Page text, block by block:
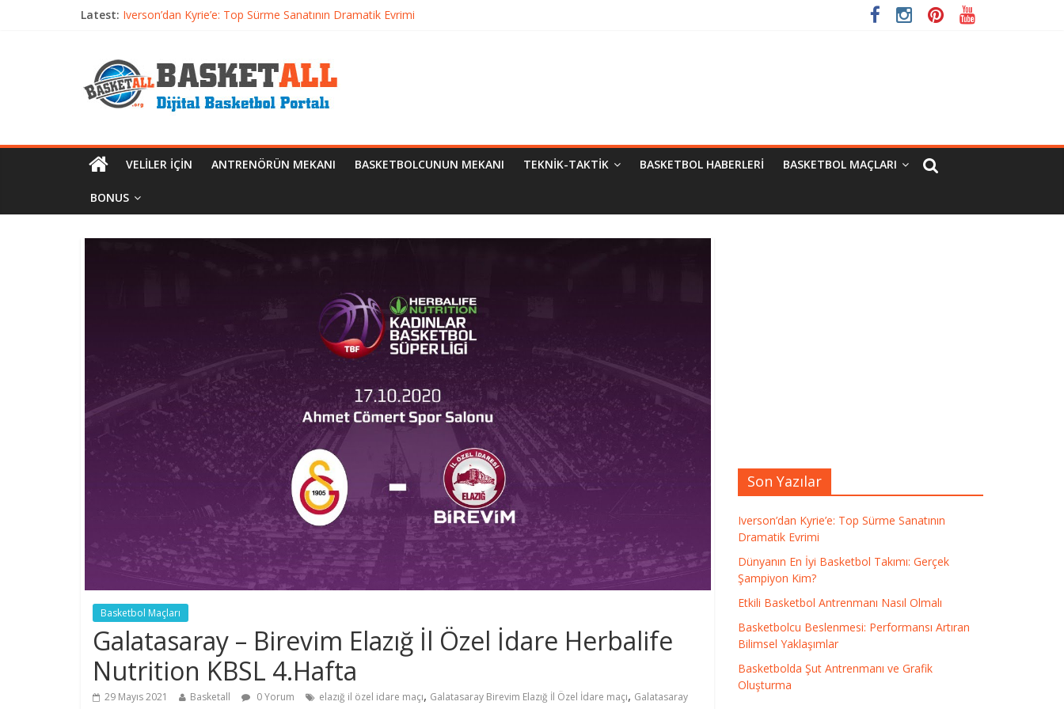
Latest: Iverson’dan Kyrie’e: Top Sürme Sanatının Dramatik Evrimi
Basketbolcu Beslenmesi: Performansı Artıran Bilimsel Yaklaşımlar
Basketbolda Şut Antrenmanı ve Grafik Oluşturma
VELILER İÇIN ANTRENÖRÜN MEKANI BASKETBOLCUNUN MEKANI TEKNIK-TAKTIK BASKETBOL HABERLERI BASKETBOL MAÇLARI
BONUS
Basketbol Maçları
Galatasaray – Birevim Elazığ İl Özel İdare Herbalife
Nutrition KBSL 4.Hafta
29 Mayıs 2021 Basketall 0 Yorum elazığ il özel idare maçı, Galatasaray Birevim Elazığ İl Özel İdare maçı, Galatasaray
Son Yazılar
Iverson’dan Kyrie’e: Top Sürme Sanatının
Dramatik Evrimi
Dünyanın En İyi Basketbol Takımı: Gerçek
Şampiyon Kim?
Etkili Basketbol Antrenmanı Nasıl Olmalı
Basketbolcu Beslenmesi: Performansı Artıran
Bilimsel Yaklaşımlar
Basketbolda Şut Antrenmanı ve Grafik
Oluşturma